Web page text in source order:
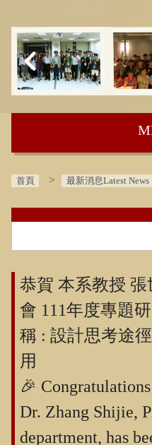
首頁 最新消息Latest News
恭賀 本系教授
會 111年度專題
稱 : 設計思考途
用
🎉
Dr. Zhang Shijie,
department, has